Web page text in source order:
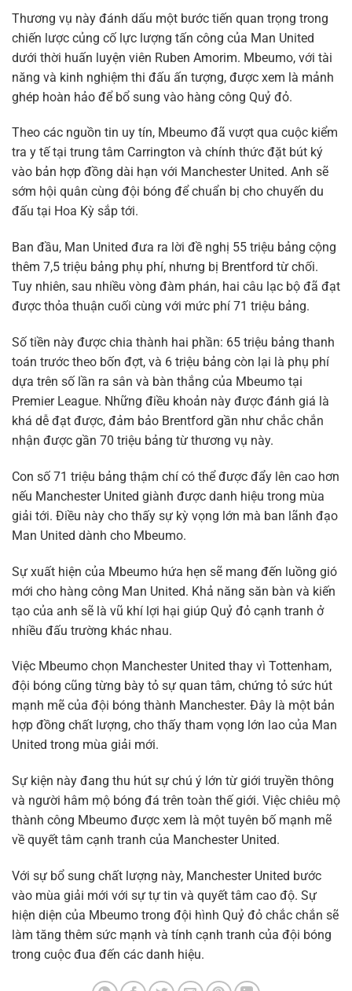
Thương vụ này đánh dấu một bước tiến quan trọng trong
chiến lược củng cố lực lượng tấn công của Man United
dưới thời huấn luyện viên Ruben Amorim. Mbeumo, với tài
năng và kinh nghiệm thi đấu ấn tượng, được xem là mảnh
ghép hoàn hảo để bổ sung vào hàng công Quỷ đỏ.
Theo các nguồn tin uy tín, Mbeumo đã vượt qua cuộc kiểm
tra y tế tại trung tâm Carrington và chính thức đặt bút ký
vào bản hợp đồng dài hạn với Manchester United. Anh sẽ
sớm hội quân cùng đội bóng để chuẩn bị cho chuyến du
đấu tại Hoa Kỳ sắp tới.
Ban đầu, Man United đưa ra lời đề nghị 55 triệu bảng cộng
thêm 7,5 triệu bảng phụ phí, nhưng bị Brentford từ chối.
Tuy nhiên, sau nhiều vòng đàm phán, hai câu lạc bộ đã đạt
được thỏa thuận cuối cùng với mức phí 71 triệu bảng.
Số tiền này được chia thành hai phần: 65 triệu bảng thanh
toán trước theo bốn đợt, và 6 triệu bảng còn lại là phụ phí
dựa trên số lần ra sân và bàn thắng của Mbeumo tại
Premier League. Những điều khoản này được đánh giá là
khá dễ đạt được, đảm bảo Brentford gần như chắc chắn
nhận được gần 70 triệu bảng từ thương vụ này.
Con số 71 triệu bảng thậm chí có thể được đẩy lên cao hơn
nếu Manchester United giành được danh hiệu trong mùa
giải tới. Điều này cho thấy sự kỳ vọng lớn mà ban lãnh đạo
Man United dành cho Mbeumo.
Sự xuất hiện của Mbeumo hứa hẹn sẽ mang đến luồng gió
mới cho hàng công Man United. Khả năng săn bàn và kiến
tạo của anh sẽ là vũ khí lợi hại giúp Quỷ đỏ cạnh tranh ở
nhiều đấu trường khác nhau.
Việc Mbeumo chọn Manchester United thay vì Tottenham,
đội bóng cũng từng bày tỏ sự quan tâm, chứng tỏ sức hút
mạnh mẽ của đội bóng thành Manchester. Đây là một bản
hợp đồng chất lượng, cho thấy tham vọng lớn lao của Man
United trong mùa giải mới.
Sự kiện này đang thu hút sự chú ý lớn từ giới truyền thông
và người hâm mộ bóng đá trên toàn thế giới. Việc chiêu mộ
thành công Mbeumo được xem là một tuyên bố mạnh mẽ
về quyết tâm cạnh tranh của Manchester United.
Với sự bổ sung chất lượng này, Manchester United bước
vào mùa giải mới với sự tự tin và quyết tâm cao độ. Sự
hiện diện của Mbeumo trong đội hình Quỷ đỏ chắc chắn sẽ
làm tăng thêm sức mạnh và tính cạnh tranh của đội bóng
trong cuộc đua đến các danh hiệu.